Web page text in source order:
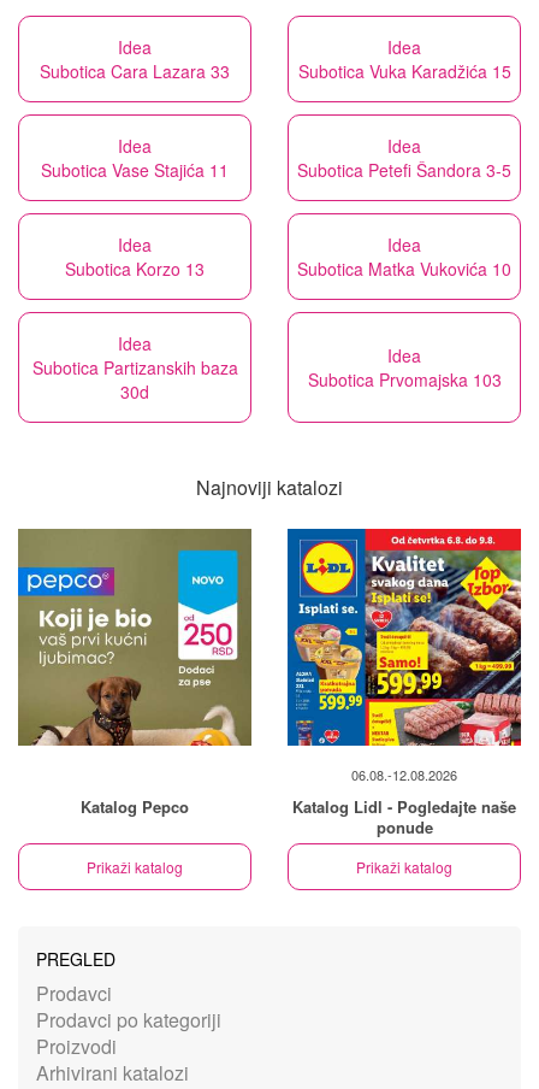
Idea
Subotica Cara Lazara 33
Idea
Subotica Vuka Karadžića 15
Idea
Subotica Vase Stajića 11
Idea
Subotica Petefi Šandora 3-5
Idea
Subotica Korzo 13
Idea
Subotica Matka Vukovića 10
Idea
Subotica Partizanskih baza
30d
Idea
Subotica Prvomajska 103
Najnoviji katalozi
Katalog Pepco
Prikaži katalog
06.08.-12.08.2026
Katalog Lidl - Pogledajte naše
ponude
Prikaži katalog
PREGLED
Prodavci
Prodavci po kategoriji
Proizvodi
Arhivirani katalozi